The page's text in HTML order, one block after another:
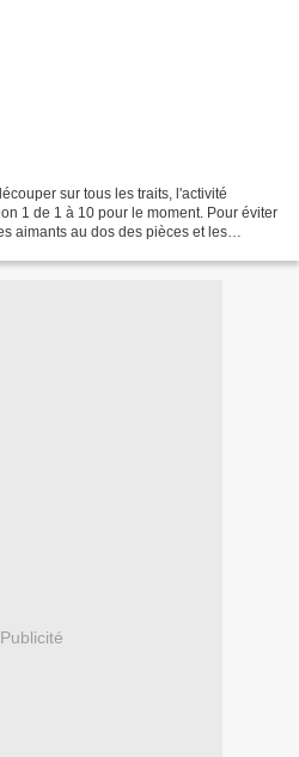
sur tous les traits, l'activité
1 de 1 à 10 pour le moment. Pour éviter
aimants au dos des pièces et les
Publicité